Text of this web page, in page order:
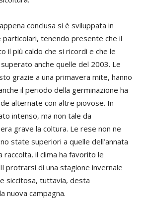
conclusa si è sviluppata in
particolari, tenendo presente che il
il più caldo che si ricordi e che le
anche quelle del 2003. Le
grazie a una primavera mite, hanno
il periodo della germinazione ha
alternate con altre piovose. In
intenso, ma non tale da
grave la coltura. Le rese non ne
state superiori a quelle dell’annata
raccolta, il clima ha favorito le
protrarsi di una stagione invernale
siccitosa, tuttavia, desta
nuova campagna.